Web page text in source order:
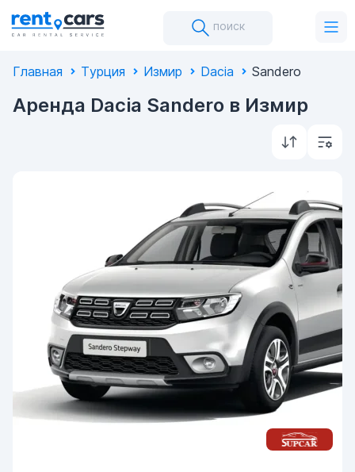
поиск
Главная Турция Измир Dacia Sandero
Аренда Dacia Sandero в Измир